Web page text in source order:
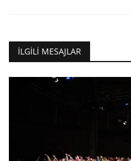
İLGILI MESAJLAR